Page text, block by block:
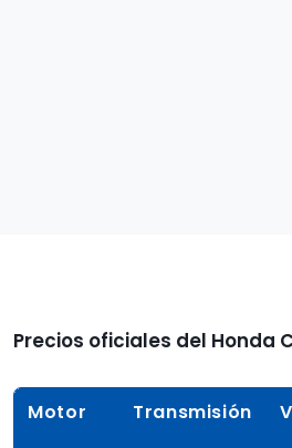
Precios oficiales del Honda
Motor Transmisión